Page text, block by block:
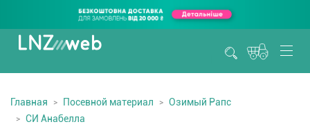
Главная Посевной материал
Озимый Рапс
СИ Анабелла